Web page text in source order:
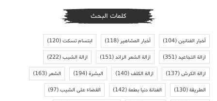
كلمات البحث
أخبار الفنانين(104) أخبار المشاهير(118) ابتسام تسكت(120)
ازالة التجاعيد(351) ازالة الشعر الزائد(151) ازالة الشيب(222)
ازالة الكرش(137) ازالة الكلف(140) البشرة(194) الشعر(163)
الطريقة(130) الفنانة دنيا بطمة(142) القضاء على الشيب(97)